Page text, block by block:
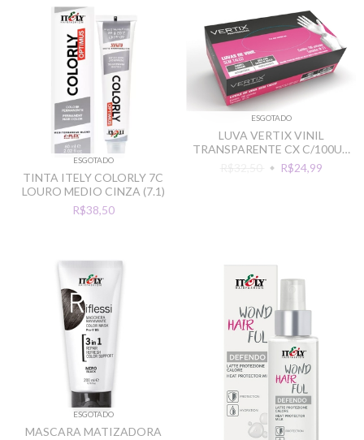
ESGOTADO
TINTA ITELY COLORLY 7C
LOURO MEDIO CINZA (7.1)
R$38,50
ESGOTADO
LUVA VERTIX VINIL
TRANSPARENTE CX C/100UN
SEM TALCO
R$32,50 R$24,99
ESGOTADO
MASCARA MATIZADORA